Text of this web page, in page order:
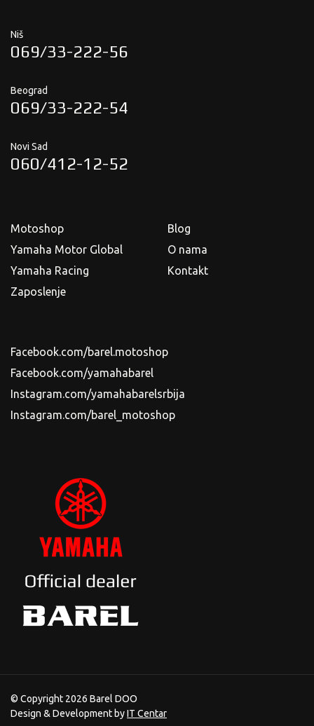
Niš
069/33-222-56
Beograd
069/33-222-54
Novi Sad
060/412-12-52
Motoshop
Yamaha Motor Global
Yamaha Racing
Zaposlenje
Blog
O nama
Kontakt
Facebook.com/barel.motoshop
Facebook.com/yamahabarel
Instagram.com/yamahabarelsrbija
Instagram.com/barel_motoshop
© Copyright 2026 Barel DOO
Design & Development byIT Centar